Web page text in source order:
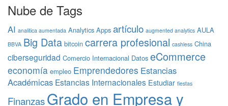
Nube de Tags
AI analitica aumentada Analytics Apps artículo augmented analytics AULA
BBVA Big Data bitcoin carrera profesional cashless China
ciberseguridad Comercio Internacional Datos eCommerce
economía empleo Emprendedores Estancias
Académicas Estancias Internacionales Estudiar fiestas
FinanzasGrado en Empresa y